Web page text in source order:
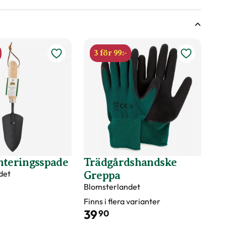
år efter behov, med fördel kan gödsel bytas ut mot
3 för 99:-
Trädgårdshandske
Greppa
Blomsterlandet
Finns i flera varianter
3990